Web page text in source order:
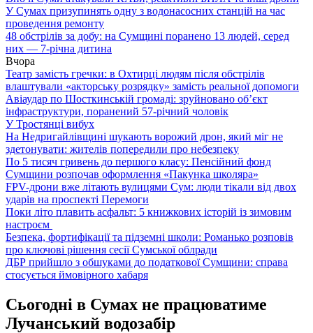
У Сумах призупинять одну з водонасосних станцій на час
проведення ремонту
48 обстрілів за добу: на Сумщині поранено 13 людей, серед
них — 7-річна дитина
Вчора
Театр замість гречки: в Охтирці людям після обстрілів
влаштували «акторську розрядку» замість реальної допомоги
Авіаудар по Шосткинській громаді: зруйновано об’єкт
інфраструктури, поранений 57-річний чоловік
У Тростянці вибух
На Недригайлівщині шукають ворожий дрон, який міг не
здетонувати: жителів попередили про небезпеку
По 5 тисяч гривень до першого класу: Пенсійний фонд
Сумщини розпочав оформлення «Пакунка школяра»
FPV-дрони вже літають вулицями Сум: люди тікали від двох
ударів на проспекті Перемоги
Поки літо плавить асфальт: 5 книжкових історій із зимовим
настроєм
Безпека, фортифікації та підземні школи: Романько розповів
про ключові рішення сесії Сумської облради
ДБР прийшло з обшуками до податкової Сумщини: справа
стосується ймовірного хабаря
Сьогодні в Сумах не працюватиме
Лучанський водозабір